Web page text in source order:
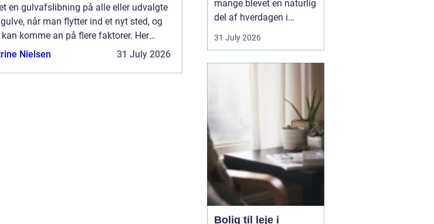
en gulvafslibning på alle eller udvalgte
når man flytter ind et nyt sted, og
komme an på flere faktorer. Her
vi for resten på, n&a...
Nielsen 31 July 2026
mange blevet en naturlig
del af hverdagen i
København. Byen er fyldt
med dygtige artister,
spænder vidt. Når man
31 July 2026
Bolig til leje i